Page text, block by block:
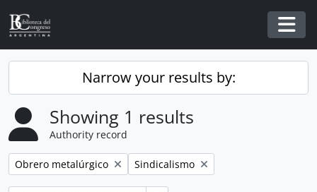
Skip to main content
Narrow your results by:
Showing 1 results
Authority record
Remove filter:
Obrero metalúrgico Remove filter:
Sindicalismo